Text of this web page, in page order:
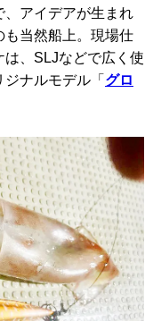
、アイデアが生まれ
も当然船上。現場仕
、SLJなどで広く使
ナルモデル「 グロ